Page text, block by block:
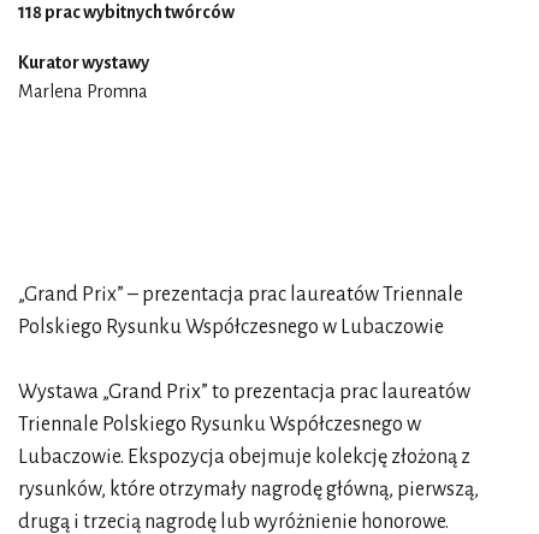
118 prac wybitnych twórców
Kurator wystawy
Marlena Promna
„Grand Prix” – prezentacja prac laureatów Triennale
Polskiego Rysunku Współczesnego w Lubaczowie
Wystawa „Grand Prix” to prezentacja prac laureatów
Triennale Polskiego Rysunku Współczesnego w
Lubaczowie. Ekspozycja obejmuje kolekcję złożoną z
rysunków, które otrzymały nagrodę główną, pierwszą,
drugą i trzecią nagrodę lub wyróżnienie honorowe.